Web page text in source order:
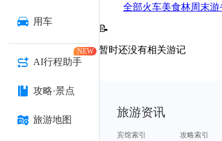
用车
AI行程助手
NEW
攻略·景点
旅游地图
全部火车美食林周末游
📝
暂时还没有相关游记
旅游资讯
宾馆索引
攻略索引